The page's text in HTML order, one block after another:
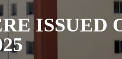
ISSUED